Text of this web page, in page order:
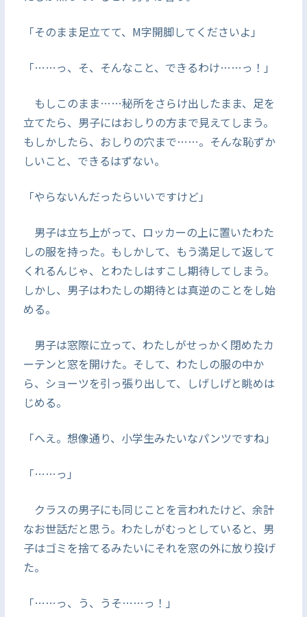
「そのまま足立てて、M字開脚してくださいよ」
「……っ、そ、そんなこと、できるわけ……っ！」
もしこのまま……秘所をさらけ出したまま、足を
立てたら、男子にはおしりの方まで見えてしまう。
もしかしたら、おしりの穴まで……。そんな恥ずか
しいこと、できるはずない。
「やらないんだったらいいですけど」
男子は立ち上がって、ロッカーの上に置いたわた
しの服を持った。もしかして、もう満足して返して
くれるんじゃ、とわたしはすこし期待してしまう。
しかし、男子はわたしの期待とは真逆のことをし始
める。
男子は窓際に立って、わたしがせっかく閉めたカ
ーテンと窓を開けた。そして、わたしの服の中か
ら、ショーツを引っ張り出して、しげしげと眺めは
じめる。
「へえ。想像通り、小学生みたいなパンツですね」
「……っ」
クラスの男子にも同じことを言われたけど、余計
なお世話だと思う。わたしがむっとしていると、男
子はゴミを捨てるみたいにそれを窓の外に放り投げ
た。
「……っ、う、うそ……っ！」